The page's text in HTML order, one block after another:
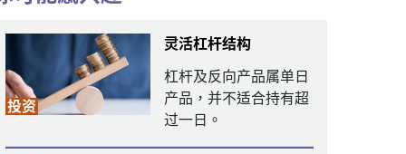
投资
灵活杠杆结构
杠杆及反向产品属单日
产品，并不适合持有超
过一日。